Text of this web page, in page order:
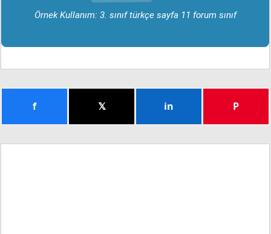
Örnek Kullanım: 3. sınıf türkçe sayfa 11 forum sınıf
f 𝕏 in P